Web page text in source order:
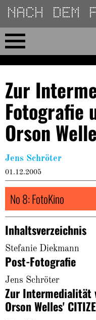
Direkt
zum
Inhalt
Home
No 23
No 01–22
Essays
Reviews
Archiv
About
Zur
Fotografie
Orson
Jens Schröter
01.12.2005
No 8: FotoKino
Inhaltsverzeichnis
Stefanie Diekmann
Post-Fotografie
Jens Schröter
Zur Intermedialität
Orson Welles'